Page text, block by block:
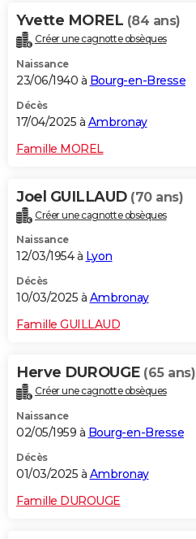
Yvette MOREL (84 ans)
Créer une cagnotte obsèques
Naissance
23/06/1940 à Bourg-en-Bresse
Décès
17/04/2025 à Ambronay
Famille MOREL
Joel GUILLAUD (70 ans)
Créer une cagnotte obsèques
Naissance
12/03/1954 à Lyon
Décès
10/03/2025 à Ambronay
Famille GUILLAUD
Herve DUROUGE (65 ans)
Créer une cagnotte obsèques
Naissance
02/05/1959 à Bourg-en-Bresse
Décès
01/03/2025 à Ambronay
Famille DUROUGE